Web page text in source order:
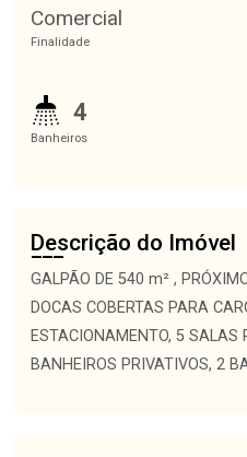
Comercial
Finalidade
4
Banheiros
Descrição do Imóvel
GALPÃO DE 540 m² ,
DOCAS COBERTAS PARA
ESTACIONAMENTO, 5 SALAS
BANHEIROS PRIVATIVOS, 2